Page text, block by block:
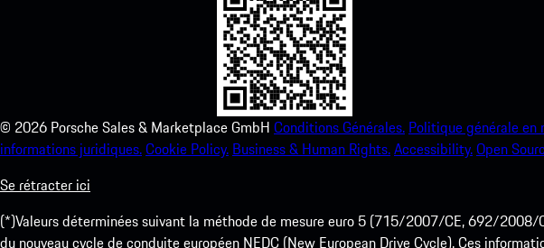
© 2026 Porsche Sales & Marketplace GmbH Conditions Générales. Politique générale
informations juridiques.Cookie Policy. Business & Human Rights.Accessibility.Open
Se rétracter ici
(*)Valeurs déterminées suivant la méthode de mesure euro 5 (715/2007/CE, 692/
du nouveau cycle de conduite européen NEDC (New European Drive Cycle). Ces